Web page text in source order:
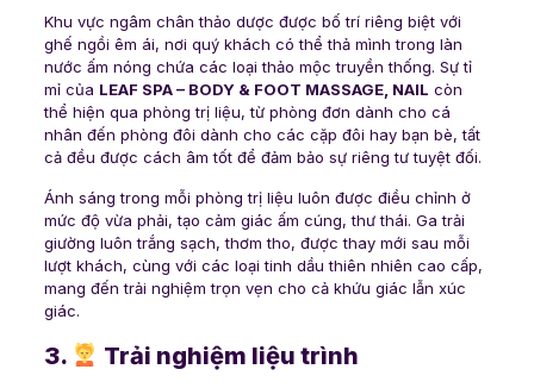
Khu vực ngâm chân thảo dược được bố trí riêng biệt với
ghế ngồi êm ái, nơi quý khách có thể thả mình trong làn
nước ấm nóng chứa các loại thảo mộc truyền thống. Sự tỉ
mỉ của LEAF SPA – BODY & FOOT MASSAGE, NAIL còn
thể hiện qua phòng trị liệu, từ phòng đơn dành cho cá
nhân đến phòng đôi dành cho các cặp đôi hay bạn bè, tất
cả đều được cách âm tốt để đảm bảo sự riêng tư tuyệt đối.
Ánh sáng trong mỗi phòng trị liệu luôn được điều chỉnh ở
mức độ vừa phải, tạo cảm giác ấm cúng, thư thái. Ga trải
giường luôn trắng sạch, thơm tho, được thay mới sau mỗi
lượt khách, cùng với các loại tinh dầu thiên nhiên cao cấp,
mang đến trải nghiệm trọn vẹn cho cả khứu giác lẫn xúc
giác.
3. Trải nghiệm liệu trình